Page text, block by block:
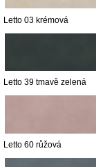
Letto 03 krémová
Letto 39 tmavě zelená
Letto 60 růžová